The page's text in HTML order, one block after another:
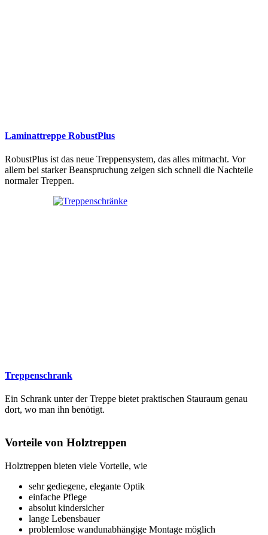
Laminattreppe RobustPlus
RobustPlus ist das neue Treppensystem, das alles mitmacht. Vor
allem bei starker Beanspruchung zeigen sich schnell die Nachteile
normaler Treppen.
Treppenschrank
Ein Schrank unter der Treppe bietet praktischen Stauraum genau
dort, wo man ihn benötigt.
Vorteile von Holztreppen
Holztreppen bieten viele Vorteile, wie
sehr gediegene, elegante Optik
einfache Pflege
absolut kindersicher
lange Lebensbauer
problemlose wandunabhängige Montage möglich